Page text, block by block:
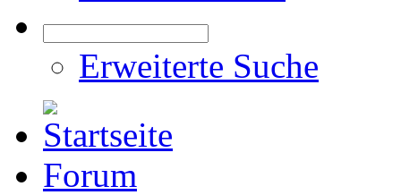
Erweiterte Suche
Forum